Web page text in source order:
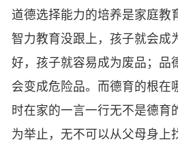
道德选择能力的培养是家庭教
智力教育没跟上，孩子就会成
好，孩子就容易成为废品；品
会变成危险品。而德育的根在
时在家的一言一行无不是德育
为举止，无不可以从父母身上